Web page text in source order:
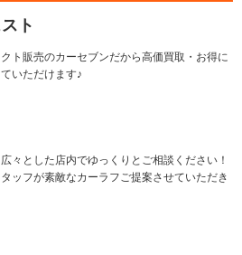
ト
ト販売のカーセブンだから高価買取・お得に
いただけます♪
々とした店内でゆっくりとご相談ください！
ッフが素敵なカーラフご提案させていただき